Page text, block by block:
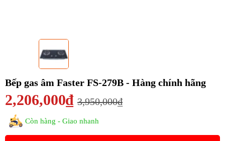
Bếp gas âm Faster FS-279B - Hàng chính hãng
2,206,000₫ 3,950,000₫
Còn hàng - Giao nhanh